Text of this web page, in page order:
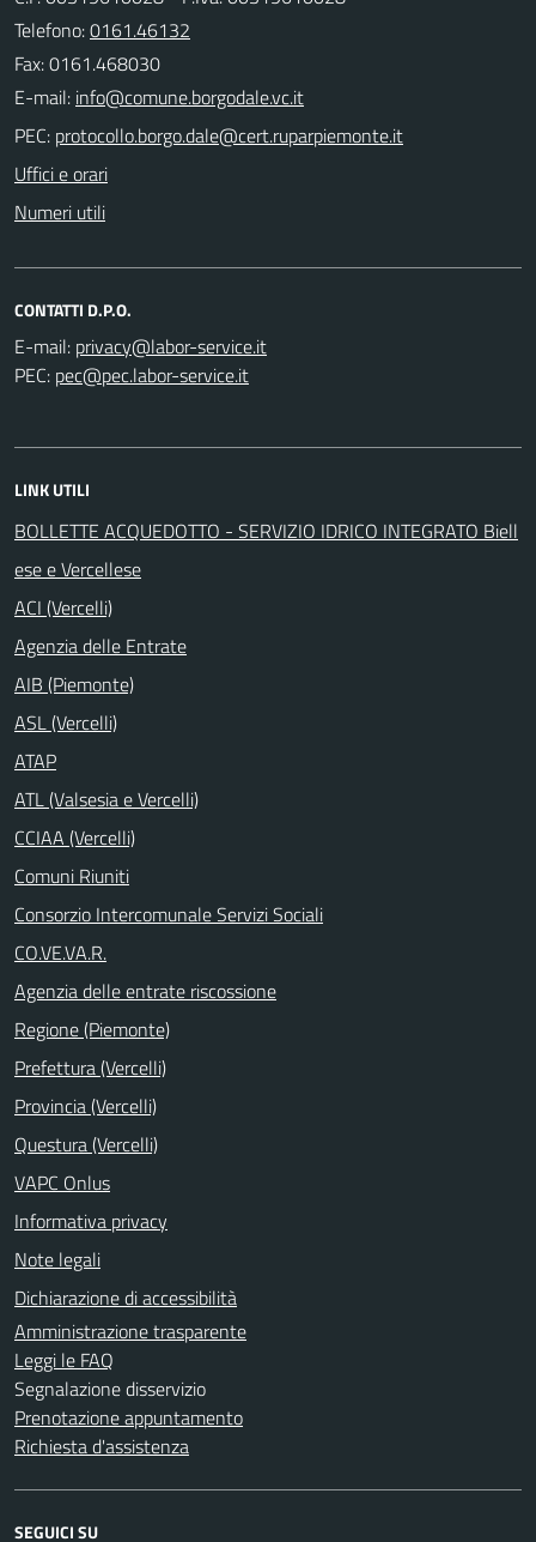
Telefono:0161.46132
Fax: 0161.468030
E-mail:
PEC:
Uffici e orari
Numeri utili
CONTATTI D.P.O.
E-mail:
PEC:
LINK UTILI
BOLLETTE ACQUEDOTTO - SERVIZIO IDRICO INTEGRATO Biell
ese e Vercellese
ACI (Vercelli)
Agenzia delle Entrate
AIB (Piemonte)
ASL (Vercelli)
ATAP
ATL (Valsesia e Vercelli)
CCIAA (Vercelli)
Comuni Riuniti
Consorzio Intercomunale Servizi Sociali
CO.VE.VA.R.
Agenzia delle entrate riscossione
Regione (Piemonte)
Prefettura (Vercelli)
Provincia (Vercelli)
Questura (Vercelli)
VAPC Onlus
Informativa privacy
Note legali
Dichiarazione di accessibilità
Amministrazione trasparente
Leggi le FAQ
Segnalazione disservizio
Prenotazione appuntamento
Richiesta d'assistenza
SEGUICI SU